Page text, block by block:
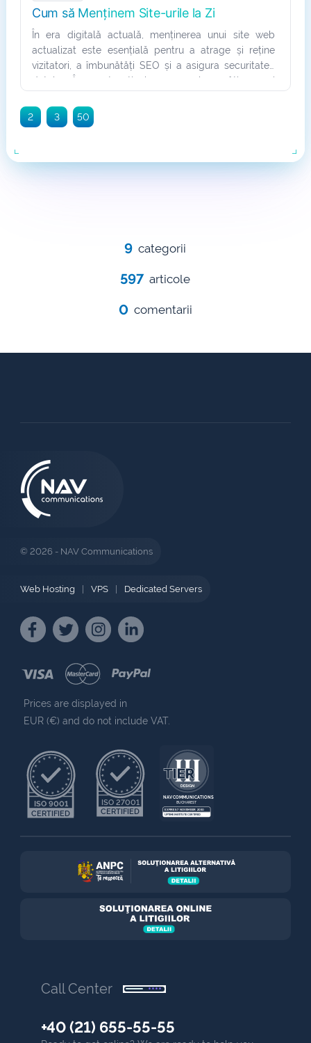
Cum să Menținem Site-urile la Zi
În era digitală actuală, menținerea unui site web
actualizat este esențială pentru a atrage și reține
vizitatori, a îmbunătăți SEO și a asigura securitatea
datelor. În acest articol, vom explora câțiva pași
2
3 50
9 categorii
597 articole
0 comentarii
© 2026 - NAV Communications
Web Hosting VPS Dedicated Servers
Prices are displayed in
EUR (€) and do not include VAT.
ISO 9001
CERTIFIED
ISO 27001
CERTIFIED
NAV COMMUNICATIONS
BUCHAREST
EXPIRES 7 NOVEMBER 2030
UPTIME INSTITUTE CERTIFIED
Call Center
+40 (21) 655-55-55